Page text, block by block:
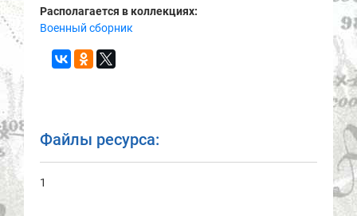
Располагается в коллекциях:
Военный сборник
Файлы ресурса:
1